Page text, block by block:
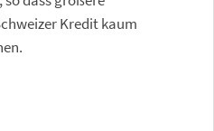
Kredit kaum